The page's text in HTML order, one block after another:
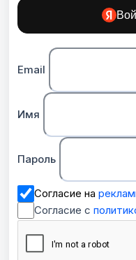
Email
Имя
Пароль
Согласие на
Согласие с